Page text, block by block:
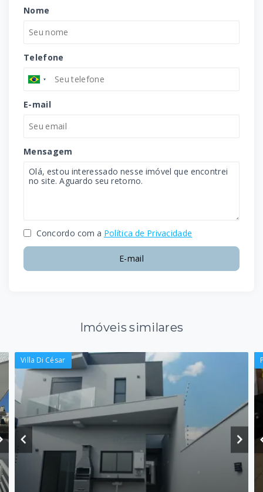
Nome
Telefone
E-mail
Mensagem
Concordo com a Política de Privacidade
E-mail
Imóveis similares
Villa Di César